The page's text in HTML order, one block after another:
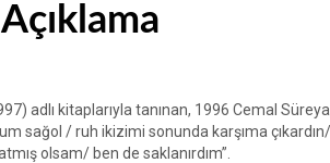
Açıklama
adlı kitaplarıyla tanınan, 1996 Cemal
sağol / ruh ikizimi sonunda karşıma
olsam/ ben de saklanırdım”.